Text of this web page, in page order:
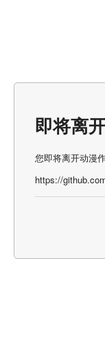
即将离
您即将离开动漫
https://